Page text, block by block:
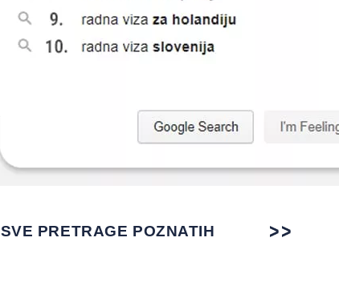
SVE PRETRAGE POZNATIH